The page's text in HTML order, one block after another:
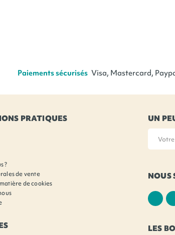
Paiements sécurisés Visa, Mastercard, Paypal
PRATIQUES
?
de vente
de cookies
UN
NOUS
LES